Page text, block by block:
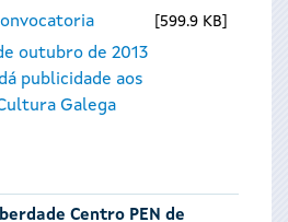
599.9 KB
outubro de 2013
publicidade aos
Galega
Centro PEN de